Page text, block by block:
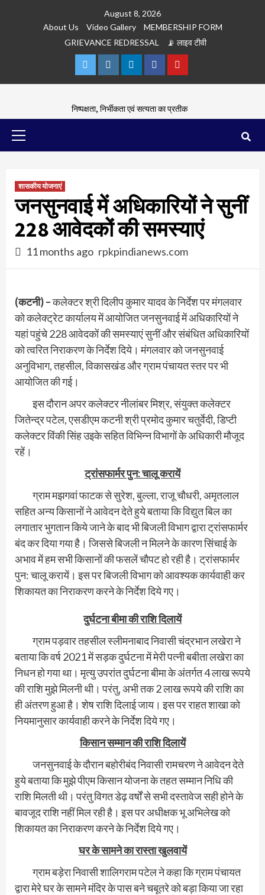
August 8, 2026
About Us
Video Gallery
MEMBERSHIP FORM
GRIEVANCE REDRESSAL
📡 लाइव टीवी
TwitterInstagramLinkedlnFacebookYoutube
निष्पक्षता, निर्भीकता एवं सत्यता का प्रतीक
Primary
शासकीय योजनाएं
जनसुनवाई में अधिकारियों ने सुनीं
228 आवेदकों की समस्याएं
11 months ago rpkpindianews.com
(कटनी) –कलेक्टर श्री दिलीप कुमार यादव के निर्देश पर मंगलवार
को कलेक्ट्रेट कार्यालय में आयोजित जनसुनवाई में अधिकारियों ने
यहां पहुंचे 228 आवेदकों की समस्याएं सुनीं और संबंधित अधिकारियों
को त्‍वरित निराकरण के निर्देश दिये। मंगलवार को जनसुनवाई
अनुविभाग, तहसील, विकासखंड और ग्राम पंचायत स्तर पर भी
आयोजित की गई।
इस दौरान अपर कलेक्‍टर नीलांबर मिश्र, संयुक्‍त कलेक्‍टर
जितेन्‍द्र पटेल, एसडीएम कटनी श्री प्रमोद कुमार चतुर्वेदी, डिप्टी
कलेक्टर विंकी सिंह उइके सहित विभिन्न विभागों के अधिकारी मौजूद
रहें।
ट्रांसफार्मर पुन: चालू करायें
ग्राम मझगवां फाटक से सुरेश, बुल्‍ला, राजू चौधरी, अमृतलाल
सहित अन्‍य किसानों ने आवेदन देते हुये बताया कि विद्युत बिल का
लगातार भुगतान किये जाने के बाद भी बिजली विभाग द्वारा ट्रांसफार्मर
बंद कर दिया गया है। जिससे बिजली न मिलने के कारण सिंचाई के
अभाव में हम सभी किसानों की फसलें चौपट हो रही है। ट्रांसफार्मर
पुन: चालू करायें। इस पर बिजली विभाग को आवश्‍यक कार्यवाही कर
शिकायत का निराकरण करने के निर्देश दिये गए।
दुर्घटना बीमा की राशि दिलायें
ग्राम पड़वार तहसील स्‍लीमनाबाद निवासी चंद्रभान लखेरा ने
बताया कि वर्ष 2021 में सड़क दुर्घटना में मेरी पत्‍नी बबीता लखेरा का
निधन हो गया था। मृत्‍यु उपरांत दुर्घटना बीमा के अंतर्गत 4 लाख रूपये
की राशि मुझे मिलनी थी। परंतु, अभी तक 2 लाख रूपये की राशि का
ही अंतरण हुआ है। शेष राशि दिलाई जाय। इस पर राहत शाखा को
नियमानुसार कार्यवाही करने के निर्देश दिये गए।
किसान सम्‍मान की राशि दिलायें
जनसुनवाई के दौरान बहोरीबंद निवासी रामचरण ने आवेदन देते
हुये बताया कि मुझे पीएम किसान योजना के तहत सम्मान निधि की
राशि मिलती थी। परंतु विगत डेढ़ वर्षों से सभी दस्‍तावेज सही होने के
बावजूद राशि नहीं मिल रही है। इस पर अधीक्षक भू अभिलेख को
शिकायत का निराकरण करने के निर्देश दिये गए।
घर के सामने का रास्‍ता खुलवायें
ग्राम बड़ेरा निवासी शालिगराम पटेल ने कहा कि ग्राम पंचायत
द्वारा मेरे घर के सामने मंदिर के पास बने चबूतरे को बड़ा किया जा रहा